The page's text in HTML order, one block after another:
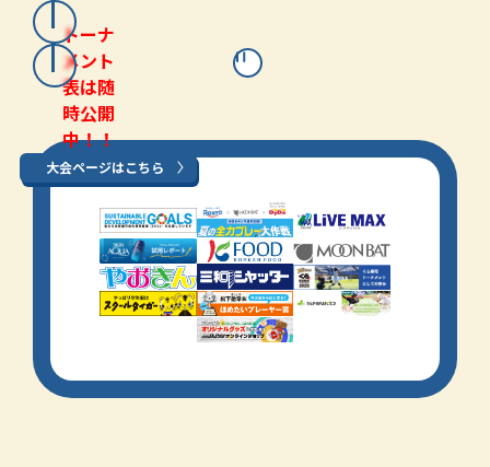
トーナ
メント
表は随
時公開
中！！
大会ページはこちら